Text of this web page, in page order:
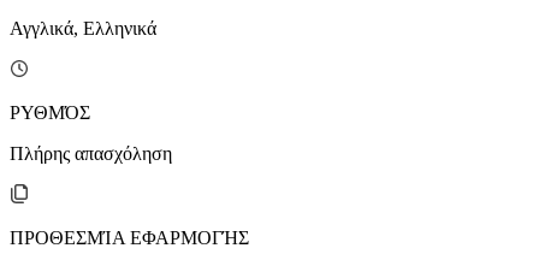
Αγγλικά, Ελληνικά
ΡΥΘΜΌΣ
Πλήρης απασχόληση
ΠΡΟΘΕΣΜΊΑ ΕΦΑΡΜΟΓΉΣ